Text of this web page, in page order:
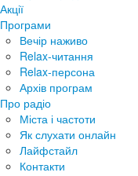
Акції
Програми
Вечір наживо
Relax-читання
Relax-персона
Архів програм
Про радіо
Міста і частоти
Як слухати онлайн
Лайфстайл
Контакти